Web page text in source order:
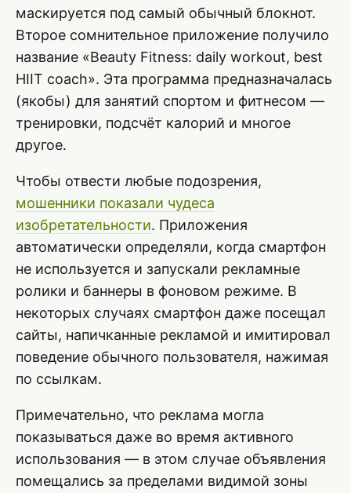
маскируется под самый обычный блокнот.
Второе сомнительное приложение получило
название «Beauty Fitness: daily workout, best
HIIT coach». Эта программа предназначалась
(якобы) для занятий спортом и фитнесом —
тренировки, подсчёт калорий и многое
другое.
Чтобы отвести любые подозрения,
мошенники показали чудеса
изобретательности. Приложения
автоматически определяли, когда смартфон
не используется и запускали рекламные
ролики и баннеры в фоновом режиме. В
некоторых случаях смартфон даже посещал
сайты, напичканные рекламой и имитировал
поведение обычного пользователя, нажимая
по ссылкам.
Примечательно, что реклама могла
показываться даже во время активного
использования — в этом случае объявления
помещались за пределами видимой зоны